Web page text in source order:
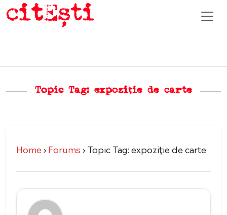
Topic Tag: expoziție de carte
Home›Forums›Topic Tag: expoziție de carte